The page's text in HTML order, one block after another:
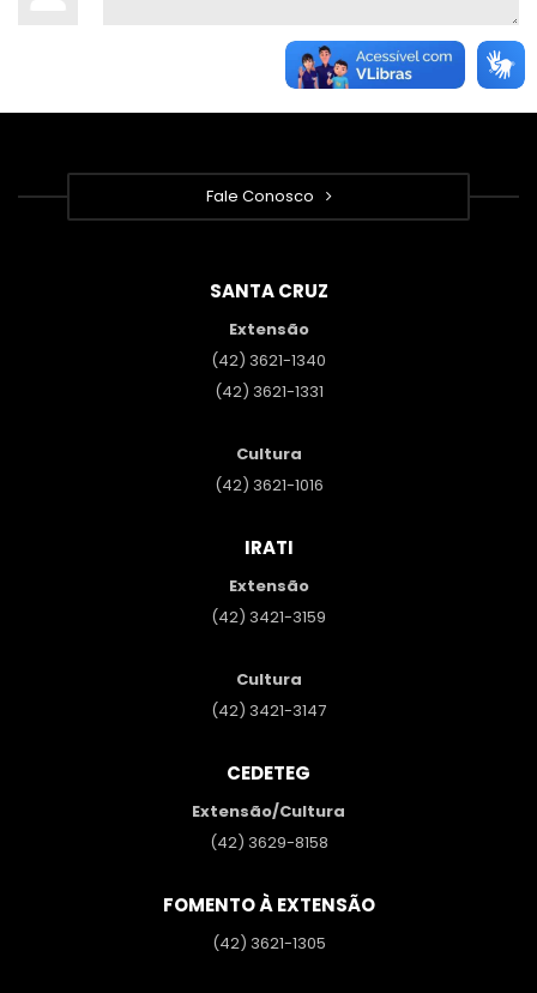
Fale Conosco
SANTA CRUZ
Extensão
(42) 3621-1340
(42) 3621-1331
Cultura
(42) 3621-1016
IRATI
Extensão
(42) 3421-3159
Cultura
(42) 3421-3147
CEDETEG
Extensão/Cultura
(42) 3629-8158
FOMENTO À EXTENSÃO
(42) 3621-1305